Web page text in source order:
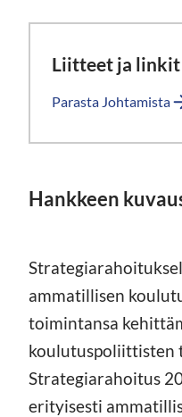
Liitteet ja linkit
Parasta Johtamista
Hankkeen
ammatillisen
toimintansa
koulutuspoliittisten
Strategiarahoitus
erityisesti